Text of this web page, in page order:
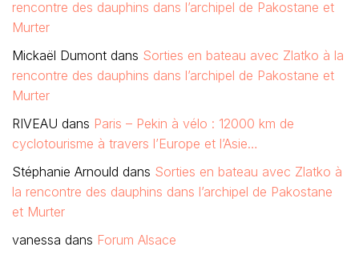
rencontre des dauphins dans l’archipel de Pakostane et
Murter
Mickaël Dumont dans Sorties en bateau avec Zlatko à la
rencontre des dauphins dans l’archipel de Pakostane et
Murter
RIVEAU dans Paris – Pekin à vélo : 12000 km de
cyclotourisme à travers l’Europe et l’Asie…
Stéphanie Arnould dans Sorties en bateau avec Zlatko à
la rencontre des dauphins dans l’archipel de Pakostane
et Murter
vanessa dans Forum Alsace